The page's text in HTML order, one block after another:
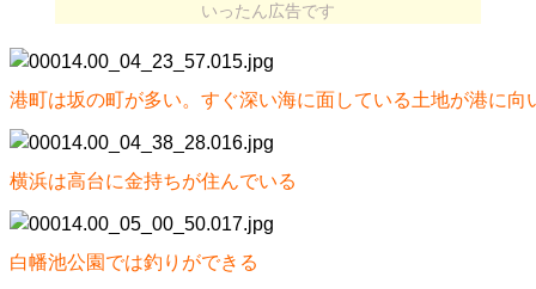
いったん広告です
港町は坂の町が多い。すぐ深い海に面している土地が港に向
横浜は高台に金持ちが住んでいる
白幡池公園では釣りができる